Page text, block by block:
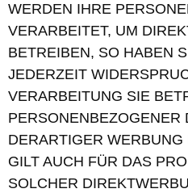
WERDEN IHRE
VERARBEITET, UM
BETREIBEN, SO HABEN
JEDERZEIT
VERARBEITUNG SIE
PERSONENBEZOGENER
DERARTIGER
GILT AUCH FÜR DAS
SOLCHER